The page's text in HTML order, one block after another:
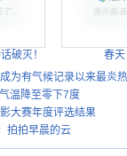
破灭！
春天
为有气候记录以来最炎
温降至零下7度
大赛年度评选结果
拍拍早晨的云